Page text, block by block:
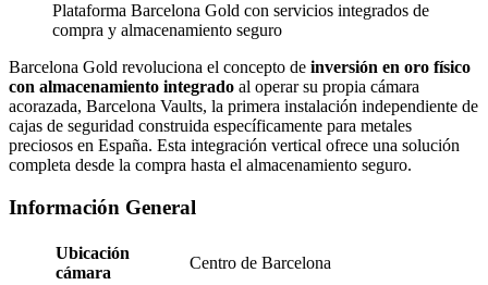
Plataforma Barcelona Gold con servicios integrados de
compra y almacenamiento seguro
Barcelona Gold revoluciona el concepto de inversión en oro físico
con almacenamiento integrado al operar su propia cámara
acorazada, Barcelona Vaults, la primera instalación independiente de
cajas de seguridad construida específicamente para metales
preciosos en España. Esta integración vertical ofrece una solución
completa desde la compra hasta el almacenamiento seguro.
Información General
Ubicación
cámara
Centro de Barcelona